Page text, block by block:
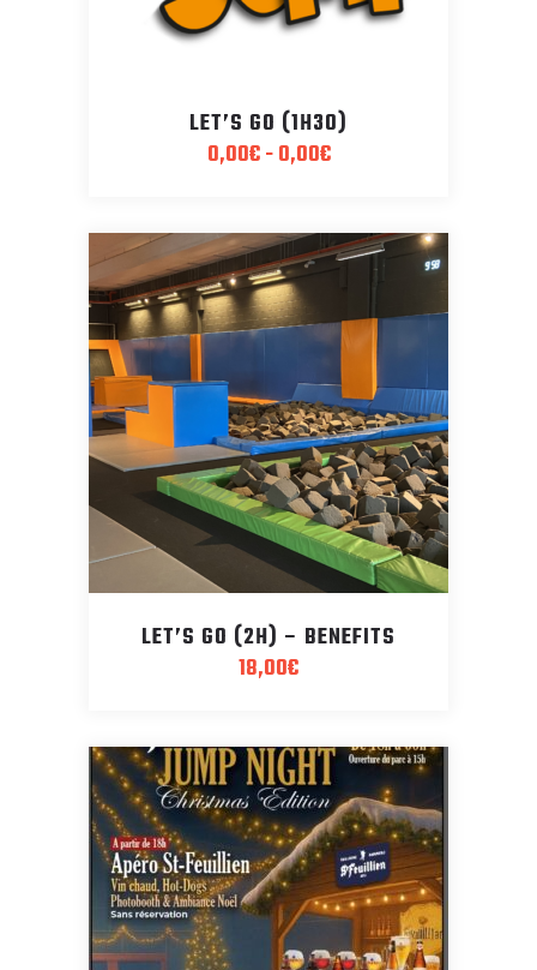
LET’S GO (1H30)
0,00€-0,00€
LET’S GO (2H) – BENEFITS
18,00€